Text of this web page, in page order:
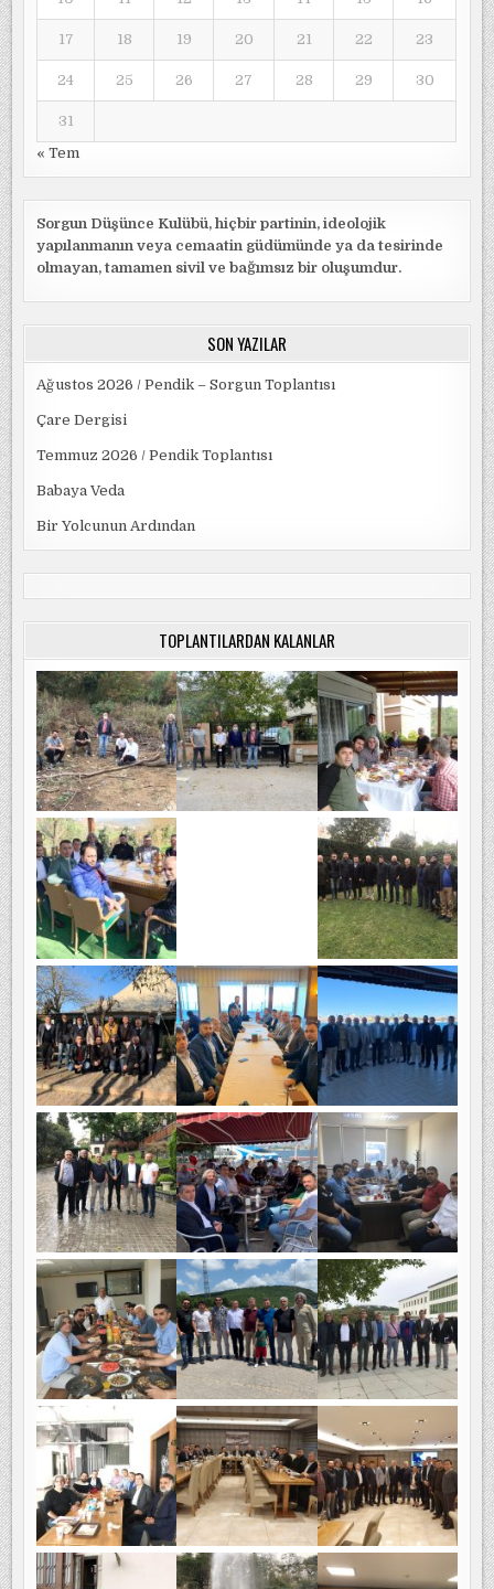
17 18 19 20 21 22 23
24 25 26 27 28 29 30
31
« Tem
Sorgun Düşünce Kulübü, hiçbir partinin, ideolojik
yapılanmanın veya cemaatin güdümünde ya da tesirinde
olmayan, tamamen sivil ve bağımsız bir oluşumdur.
SON YAZILAR
Ağustos 2026 / Pendik – Sorgun Toplantısı
Çare Dergisi
Temmuz 2026 / Pendik Toplantısı
Babaya Veda
Bir Yolcunun Ardından
TOPLANTILARDAN KALANLAR